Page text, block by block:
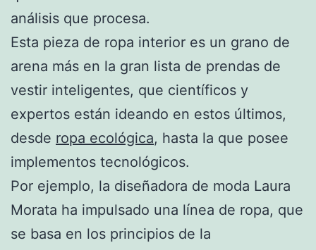
análisis que procesa.
Esta pieza de ropa interior es un grano de
arena más en la gran lista de prendas de
vestir inteligentes, que científicos y
expertos están ideando en estos últimos,
desde ropa ecológica, hasta la que posee
implementos tecnológicos.
Por ejemplo, la diseñadora de moda Laura
Morata ha impulsado una línea de ropa, que
se basa en los principios de la